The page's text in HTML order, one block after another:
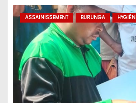
ASSAINISSEMENT BURUNGA